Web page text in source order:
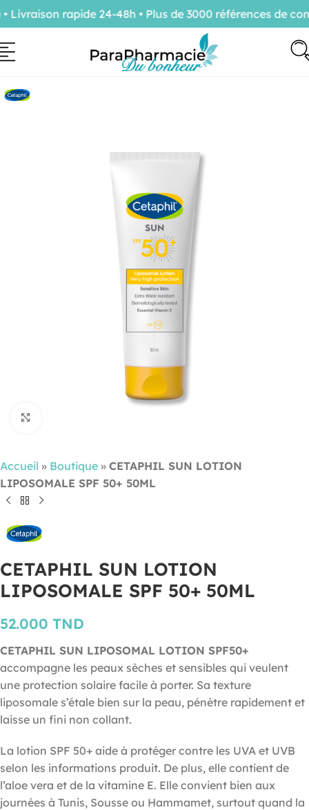
Accueil » Boutique » CETAPHIL SUN LOTION
LIPOSOMALE SPF 50+ 50ML
CETAPHIL SUN LOTION
LIPOSOMALE SPF 50+ 50ML
52.000 TND
CETAPHIL SUN LIPOSOMAL LOTION SPF50+
accompagne les peaux sèches et sensibles qui veulent
une protection solaire facile à porter. Sa texture
liposomale s’étale bien sur la peau, pénètre rapidement et
laisse un fini non collant.
La lotion SPF 50+ aide à protéger contre les UVA et UVB
selon les informations produit. De plus, elle contient de
l’aloe vera et de la vitamine E. Elle convient bien aux
journées à Tunis, Sousse ou Hammamet, surtout quand la
rapide 24-48h • Plus de 3000 références de